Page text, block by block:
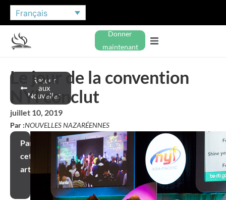
Français
Donner
maintenant
Retour
aux
Nouvelles
Le jour de la convention
NYI conclut
juillet 10, 2019
Par :NOUVELLES NAZARÉENNES
Partager
cet
article